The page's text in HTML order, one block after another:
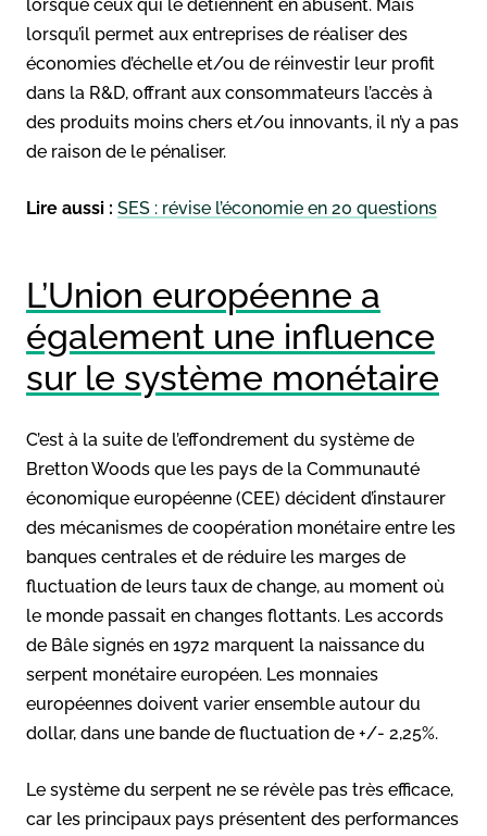
lorsque ceux qui le détiennent en abusent. Mais
lorsqu’il permet aux entreprises de réaliser des
économies d’échelle et/ou de réinvestir leur profit
dans la R&D, offrant aux consommateurs l’accès à
des produits moins chers et/ou innovants, il n’y a pas
de raison de le pénaliser.
Lire aussi : SES : révise l’économie en 20 questions
L’Union européenne a
également une influence
sur le système monétaire
C’est à la suite de l’effondrement du système de
Bretton Woods que les pays de la Communauté
économique européenne (CEE) décident d’instaurer
des mécanismes de coopération monétaire entre les
banques centrales et de réduire les marges de
fluctuation de leurs taux de change, au moment où
le monde passait en changes flottants. Les accords
de Bâle signés en 1972 marquent la naissance du
serpent monétaire européen. Les monnaies
européennes doivent varier ensemble autour du
dollar, dans une bande de fluctuation de +/- 2,25%.
Le système du serpent ne se révèle pas très efficace,
car les principaux pays présentent des performances